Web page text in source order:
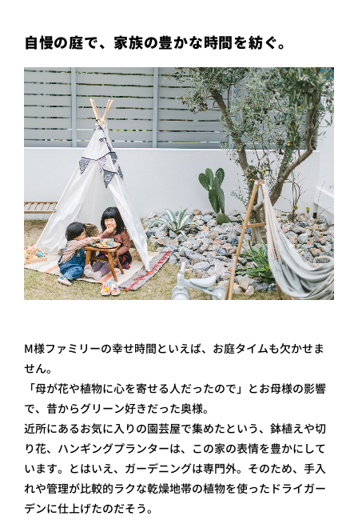
自慢の庭で、家族の豊かな時間を紡ぐ。
M様ファミリーの幸せ時間といえば、お庭タイムも欠かせま
せん。
「母が花や植物に心を寄せる人だったので」とお母様の影響
で、昔からグリーン好きだった奥様。
近所にあるお気に入りの園芸屋で集めたという、鉢植えや切
り花、ハンギングプランターは、この家の表情を豊かにして
います。とはいえ、ガーデニングは専門外。そのため、手入
れや管理が比較的ラクな乾燥地帯の植物を使ったドライガー
デンに仕上げたのだそう。